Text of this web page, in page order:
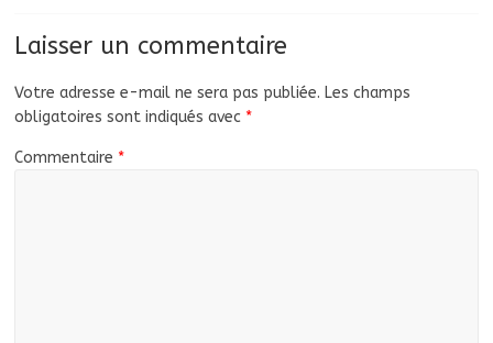
Laisser un commentaire
Votre adresse e-mail ne sera pas publiée. Les champs
obligatoires sont indiqués avec *
Commentaire *